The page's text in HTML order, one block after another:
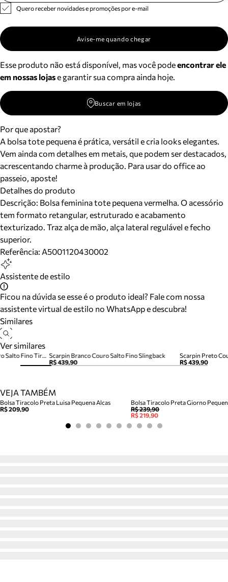
Quero receber novidades e promoções por e-mail
Avise-me quando chegar
Esse produto não está disponível, mas você podeencontrar ele
em nossas lojase garantir sua compra ainda hoje.
Buscar em lojas
Por que apostar?
A bolsa tote pequena é prática, versátil e cria looks elegantes.
Vem ainda com detalhes em metais, que podem ser destacados,
acrescentando charme à produção. Para usar do office ao
passeio, aposte!
Detalhes do produto
Descrição: Bolsa feminina tote pequena vermelha. O acessório
tem formato retangular, estruturado e acabamento
texturizado. Traz alça de mão, alça lateral regulável e fecho
superior.
Referência: A5001120430002
Assistente de estilo
Ficou na dúvida se esse é o produto ideal? Fale com nossa
assistente virtual de estilo no WhatsApp e descubra!
Similares
Ver similares
Scarpin Branco Couro Salto Fino Slingback
R$ 439,90
Scarpin Preto
R$ 439,90
Tamanco Thong Marrom Couro Salto Fino Tira Dedo
VEJA TAMBÉM
Bolsa Tiracolo Preta Luisa Pequena Alcas
R$ 209,90
Bolsa Tiracolo Preta Giorno
R$ 239,90
R$ 219,90